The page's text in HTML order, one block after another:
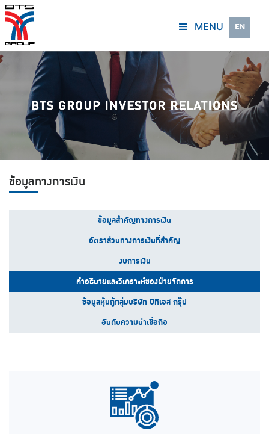
MENU EN
ข้อมูลทางการเงิน
ข้อมูลสำคัญทางการเงิน
อัตราส่วนทางการเงินที่สำคัญ
งบการเงิน
คำอธิบายและวิเคราะห์ของฝ่ายจัดการ
ข้อมูลหุ้นกู้กลุ่มบริษัท บีทีเอส กรุ๊ป
อันดับความน่าเชื่อถือ